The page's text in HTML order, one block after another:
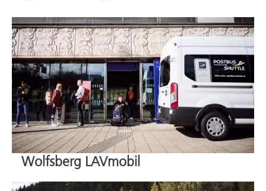
Wolfsberg LAVmobil